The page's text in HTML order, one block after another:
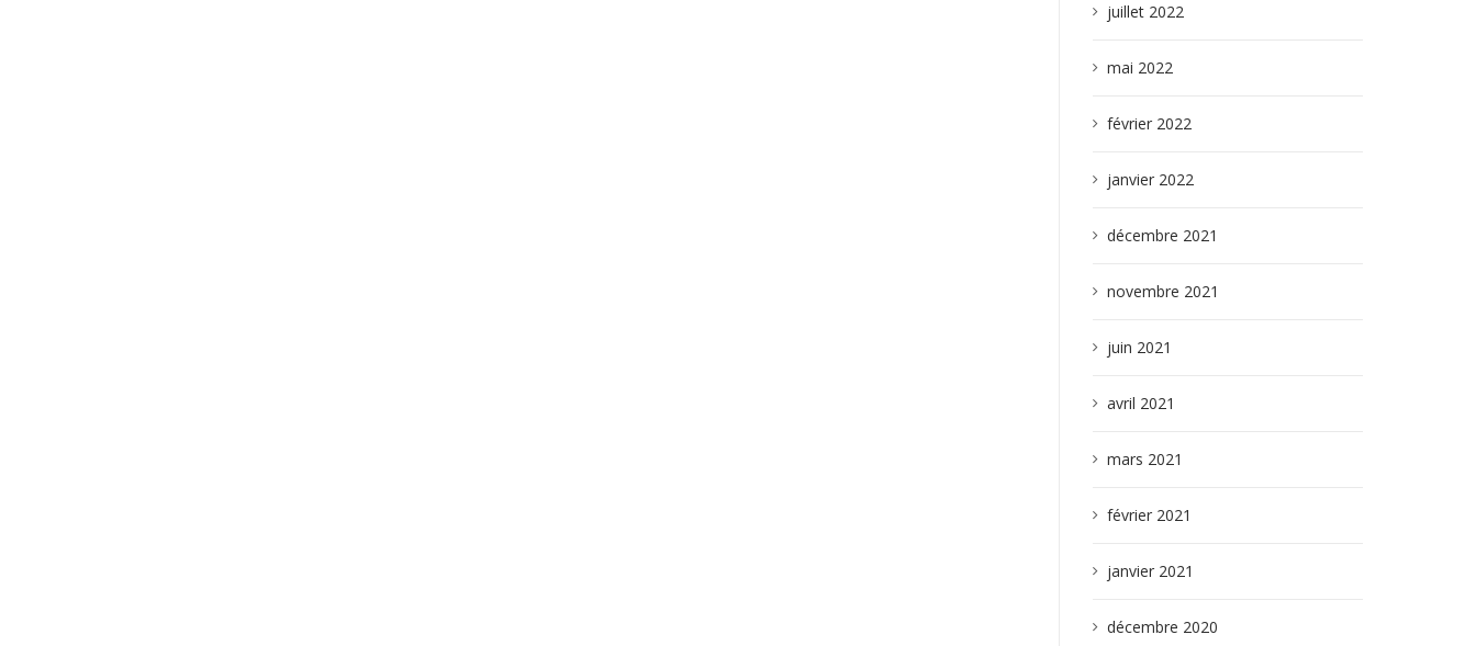
juillet 2022
mai 2022
février 2022
janvier 2022
décembre 2021
novembre 2021
juin 2021
avril 2021
mars 2021
février 2021
janvier 2021
décembre 2020